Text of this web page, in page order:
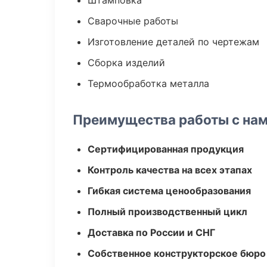
Сварочные работы
Изготовление деталей по чертежам
Сборка изделий
Термообработка металла
Преимущества работы с
Сертифицированная продукция
Контроль качества на всех этапах
Гибкая система ценообразования
Полный производственный цикл
Доставка по России и СНГ
Собственное конструкторское бюро